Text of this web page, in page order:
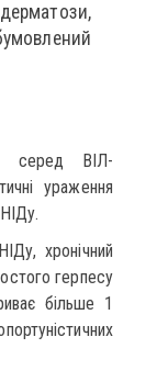
серед ВІЛ-
ураження
хронічний
герпесу
більше 1